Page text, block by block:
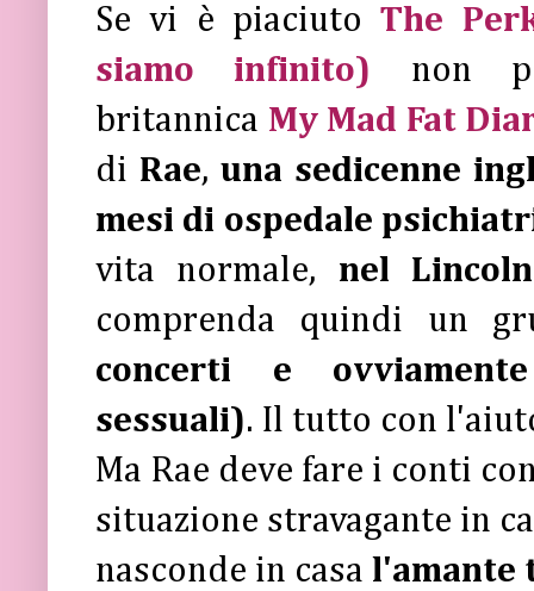
Se vi è piaciutoThe
siamo infinito) non
britannica My Mad Fat
di Rae, una sedicenne
mesi di ospedale
vita normale, nel
comprenda quindi un
concerti e
sessuali). Il tutto con
Ma Rae deve fare i conti
situazione stravagante in
nasconde in casa l'amante